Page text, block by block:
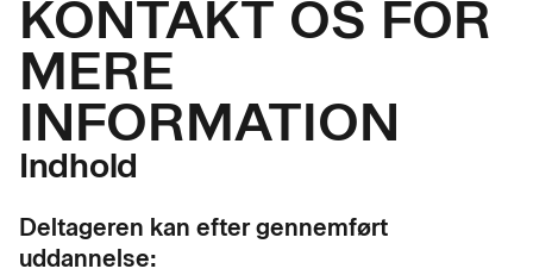
KONTAKT OS FOR
MERE
INFORMATION
Indhold
Deltageren kan efter gennemført
uddannelse: